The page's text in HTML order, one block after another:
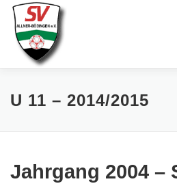
Zum
Inhalt
springen
AKTUELLES SPIELE
U 11 – 2014/2015
Jahrgang 2004 –